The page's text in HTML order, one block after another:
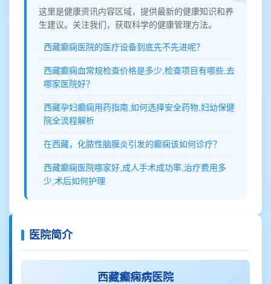
这里是健康资讯内容区域，提供最新的健康知识和养
生建议。关注我们，获取科学的健康管理方法。
西藏癫痫医院的医疗设备到底先不先进呢？
西藏癫痫血常规检查价格是多少,检查项目有哪些,去
哪家医院好？
西藏孕妇癫痫用药指南,如何选择安全药物,妇幼保健
院全流程解析
在西藏，化脓性脑膜炎引发的癫痫该如何诊疗？
西藏癫痫医院哪家好,成人手术成功率,治疗费用多
少,术后如何护理
医院简介
西藏癫痫病医院